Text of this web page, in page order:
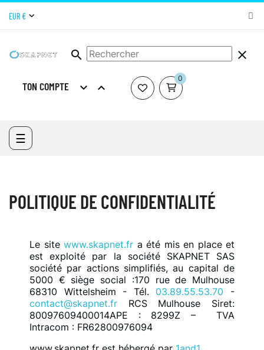
EUR €
search clear
TON COMPTE  
0
Basculer
la
☰
POLITIQUE DE CONFIDENTIALITÉ
Le site www.skapnet.fr a été mis en place et
est exploité par la société SKAPNET SAS
société par actions simplifiés, au capital de
5000 € siège social :170 rue de Mulhouse
68310 Wittelsheim - Tél. 03.89.55.53.70 -
contact@skapnet.fr RCS Mulhouse Siret:
80097609400014APE : 8299Z – TVA
Intracom : FR62800976094